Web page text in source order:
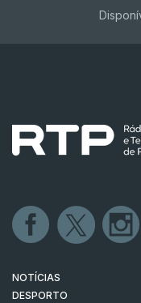
NOTÍCIAS
DESPORTO